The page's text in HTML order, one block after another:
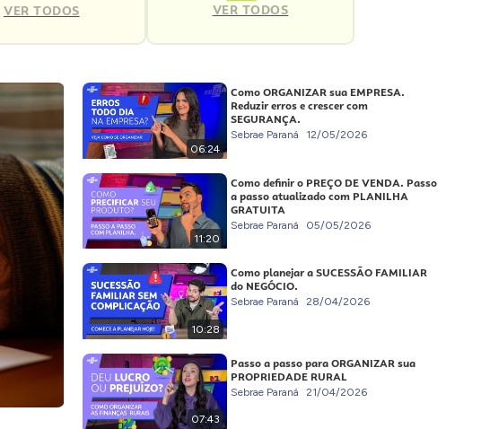
VER TODOS VER TODOS
06:24
Como ORGANIZAR sua EMPRESA.
Reduzir erros e crescer com
SEGURANÇA.
Sebrae Paraná 12/05/2026
11:20
Como definir o PREÇO DE VENDA. Passo
a passo atualizado com PLANILHA
GRATUITA
Sebrae Paraná 05/05/2026
10:28
Como planejar a SUCESSÃO FAMILIAR
do NEGÓCIO.
Sebrae Paraná 28/04/2026
07:43
Passo a passo para ORGANIZAR sua
PROPRIEDADE RURAL
Sebrae Paraná 21/04/2026